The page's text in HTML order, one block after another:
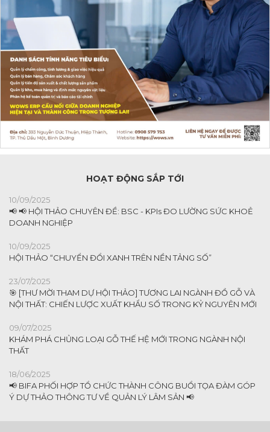
HOẠT ĐỘNG SẮP TỚI
10/09/2025
📢 📢 HỘI THẢO CHUYÊN ĐỀ: BSC - KPIs ĐO LƯỜNG SỨC KHOẺ
DOANH NGHIỆP
10/09/2025
HỘI THẢO “CHUYỂN ĐỔI XANH TRÊN NỀN TẢNG SỐ”
23/07/2025
🎯 [THƯ MỜI THAM DỰ HỘI THẢO] TƯƠNG LAI NGÀNH ĐỒ GỖ VÀ
NỘI THẤT: CHIẾN LƯỢC XUẤT KHẨU SỐ TRONG KỶ NGUYÊN MỚI
09/07/2025
KHÁM PHÁ CHỦNG LOẠI GỖ THẾ HỆ MỚI TRONG NGÀNH NỘI
THẤT
18/06/2025
📢 BIFA PHỐI HỢP TỔ CHỨC THÀNH CÔNG BUỔI TỌA ĐÀM GÓP
Ý DỰ THẢO THÔNG TƯ VỀ QUẢN LÝ LÂM SẢN 📢